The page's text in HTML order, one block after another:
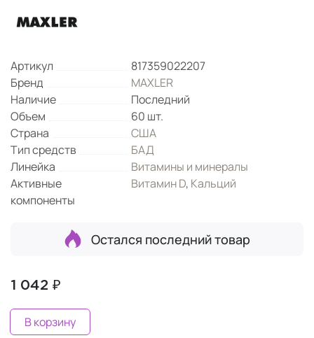
Артикул
817359022207
Бренд
MAXLER
Наличие
Последний
Объем
60 шт.
Страна
США
Тип средств
БАД
Линейка
Витамины и минералы
Активные
компоненты
Витамин D, Кальций
Остался последний товар
1 042 ₽
В корзину